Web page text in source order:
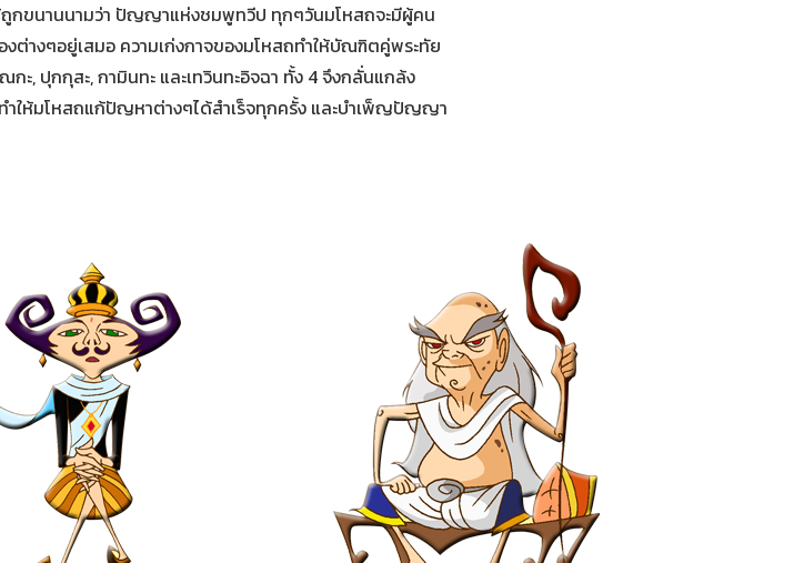
ถูกขนานนามว่า ปัญญาแห่งชมพูทวีป ทุกๆวันมโหสถจะมีผู้คน
ต่างๆอยู่เสมอ ความเก่งกาจของมโหสถทำให้บัณฑิตคู่พระทัย
ะ, ปุกกุสะ, กามินทะ และเทวินทะอิจฉา ทั้ง 4 จึงกลั่นแกล้ง
ให้มโหสถแก้ปัญหาต่างๆได้สำเร็จทุกครั้ง และบำเพ็ญปัญญา